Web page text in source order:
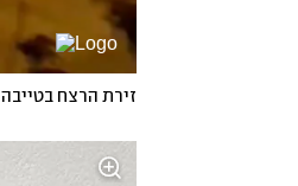
זירת הרצח בטייבה